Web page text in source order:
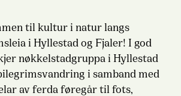
til kultur i natur langs
i Hyllestad og Fjaler! I god
nøkkelstadgruppa i Hyllestad
i samband med
av ferda føregår til fots,